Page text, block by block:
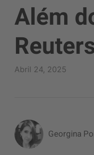
Além
Abril 24, 2025
Georgina